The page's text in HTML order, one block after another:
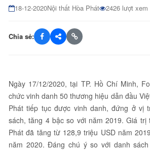
18-12-2020Nội thất Hòa Phát 2426 lượt xem
Chia sẻ:
Ngày 17/12/2020, tại TP. Hồ Chí Minh,
chức vinh danh 50 thương hiệu dẫn đầu
Phát tiếp tục được vinh danh, đứng ở vị
sách, tăng 4 bậc so với năm 2019. Giá trị
Phát đã tăng từ 128,9 triệu USD năm
năm 2020. Đáng chú ý so với danh